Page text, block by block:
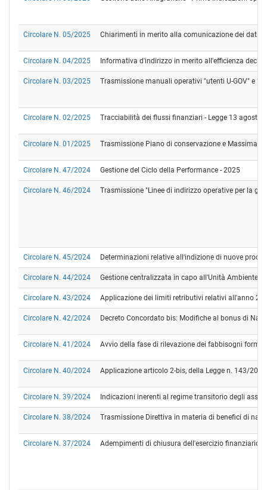
Circolare N. 05/2025 Chiarimenti in merito alla comunicazione dei dati
Circolare N. 04/2025 Informativa d'indirizzo in merito all'efficienza
Circolare N. 03/2025 Trasmissione manuali operativi "utenti U-GOV" e
Circolare N. 02/2025 Tracciabilità dei flussi finanziari - Legge 13 agosto
Circolare N. 01/2025 Trasmissione Piano di conservazione e
Circolare N. 47/2024 Gestione del Ciclo della Performance - 2025
Circolare N. 46/2024 Trasmissione "Linee di indirizzo operative per la
Circolare N. 45/2024 Determinazioni relative all'indizione di nuove
Circolare N. 44/2024 Gestione centralizzata in capo all'Unità Ambiente
Circolare N. 43/2024 Applicazione dei limiti retributivi relativi all'anno
Circolare N. 42/2024 Decreto Concordato bis: Modifiche al bonus di
Circolare N. 41/2024 Avvio della fase di rilevazione dei fabbisogni
Circolare N. 40/2024 Applicazione articolo 2-bis, della Legge n. 143/
Circolare N. 39/2024 Indicazioni inerenti al regime transitorio degli
Circolare N. 38/2024 Trasmissione Direttiva in materia di benefici di
Circolare N. 37/2024 Adempimenti di chiusura dell'esercizio finanziario